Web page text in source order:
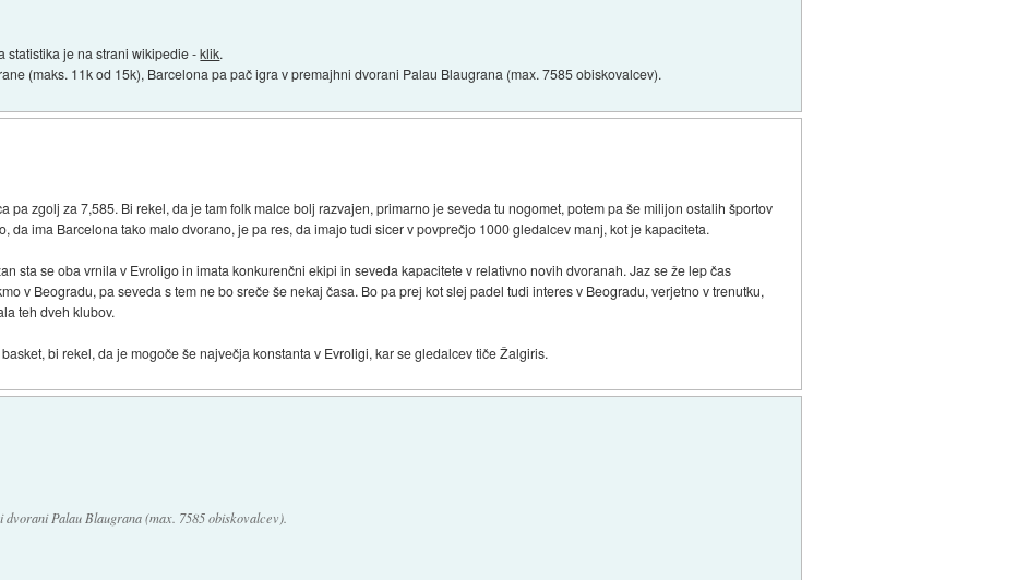
statistika je na strani wikipedie -klik.
(maks. 11k od 15k), Barcelona pa pač igra v premajhni dvorani Palau Blaugrana (max. 7585 obiskovalcev).
pa zgolj za 7,585. Bi rekel, da je tam folk malce bolj razvajen, primarno je seveda tu nogomet, potem pa še milijon ostalih športov
da ima Barcelona tako malo dvorano, je pa res, da imajo tudi sicer v povprečjo 1000 gledalcev manj, kot je kapaciteta.
sta se oba vrnila v Evroligo in imata konkurenčni ekipi in seveda kapacitete v relativno novih dvoranah. Jaz se že lep čas
v Beogradu, pa seveda s tem ne bo sreče še nekaj časa. Bo pa prej kot slej padel tudi interes v Beogradu, verjetno v trenutku,
teh dveh klubov.
bi rekel, da je mogoče še največja konstanta v Evroligi, kar se gledalcev tiče Žalgiris.
Palau Blaugrana (max. 7585 obiskovalcev).